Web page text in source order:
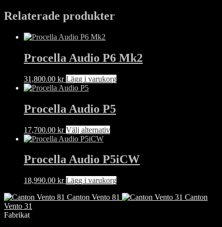
har
olika
alternativen
kan
väljas
Relaterade produkter
Procella Audio P6 Mk2
31,800.00 kr Lägg i varukorg
Procella Audio P5
17,700.00 kr Välj alternativDen
har
flera
De
olika
alternativen
Procella Audio P5iCW
18,990.00 kr Lägg i varukorg
Canton Vento 81
Canton
Vento 31
Fabrikat